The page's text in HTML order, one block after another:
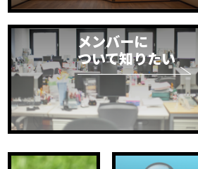
メンバーに
ついて知りたい